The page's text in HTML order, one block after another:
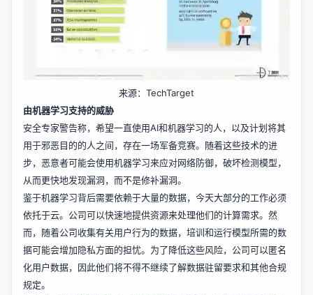
来源：TechTarget
由机器学习支持的威胁
安全专家警告称，希望一直使用AI和机器学习的人，以及计划将其
用于邪恶目的的人之间，存在一场军备竞赛。随着这些技术的进
步，恶意者可能会使用机器学习来应对网络防御，破坏检测模型，
从而更快地发现漏洞，而不是修补漏洞。
鉴于机器学习背后需要依赖于大量的数据，今天大部分的工作必须
依托于云。公司可以快速地提供资源来处理他们的计算需求。然
而，随着公司收集有关用户行为的数据，培训和运行模型所需的数
据可能会增加隐私方面的担忧。为了降低这些风险，公司可以匿名
化用户数据，因此他们将不得不继续了解数据驻留要求和其他合规
规定。